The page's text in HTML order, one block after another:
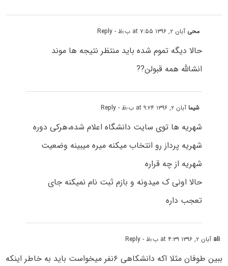
محی آبان ۲, ۱۳۹۶ at ۷:۵۵ ب٫ظ - Reply
حالا دیگه تموم شده باید منتظر نتیجه ها موند
انشالله همه قبولن??
شیماآبان ۲, ۱۳۹۶ at ۹:۲۴ ب٫ظ - Reply
شهریه ها توی سایت دانشگاه اعلام شده،هرکی دوره
شهریه پرداز رو انتخاب میکنه میره میبینه وضعیت
شهریه از چه قراره
حالا اونی ک میدونه و بازم ثبت نام نمیکنه جای
تعجب داره
ali آبان ۲, ۱۳۹۶ at ۴:۳۹ ب٫ظ - Reply
ببین طوفان مثلا اکه دانشکاهى ۶نفر میخواست باید به خاطر اینکه